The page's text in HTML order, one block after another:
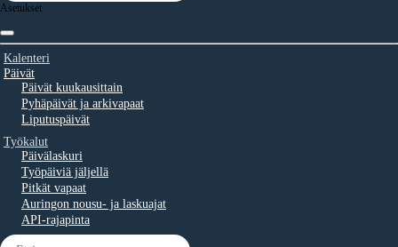
Asetukset
Kalenteri
Päivät
Päivät kuukausittain
Pyhäpäivät ja arkivapaat
Liputuspäivät
Työkalut
Päivälaskuri
Työpäiviä jäljellä
Pitkät vapaat
Auringon nousu- ja laskuajat
API-rajapinta